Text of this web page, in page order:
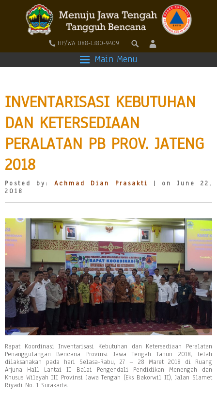
HP/WA 088-1380-9409
Main Menu
INVENTARISASI KEBUTUHAN
DAN KETERSEDIAAN
PERALATAN PB PROV. JATENG
2018
Posted by: Achmad Dian Prasakti
| on June 22,
2018
Rapat Koordinasi Inventarisasi Kebutuhan dan Ketersediaan Peralatan
Penanggulangan Bencana Provinsi Jawa Tengah Tahun 2018, telah
dilaksanakan pada hari Selasa-Rabu, 27 – 28 Maret 2018 di Ruang
Arjuna Hall Lantai II Balai Pengendali Pendidikan Menengah dan
Khusus Wilayah III Provinsi Jawa Tengah (Eks Bakorwil II), Jalan Slamet
Riyadi No. 1 Surakarta.